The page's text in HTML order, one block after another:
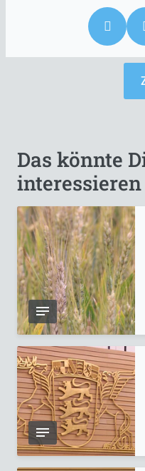
Das könnte
interessieren